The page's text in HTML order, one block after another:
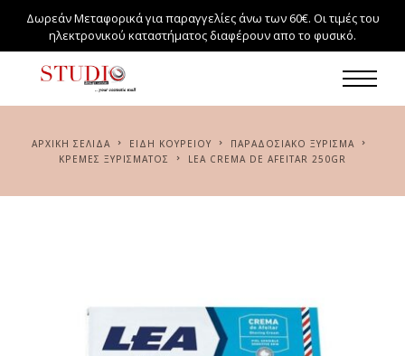
Δωρεάν Μεταφορικά για παραγγελίες άνω των 60€. Οι τιμές του
ηλεκτρονικού καταστήματος διαφέρουν απο το φυσικό.
ΑΡΧΙΚΉ ΣΕΛΊΔΑ ΕΙΔΗ ΚΟΥΡΕΙΟΥ
ΠΑΡΑΔΟΣΙΑΚΌ ΞΎΡΙΣΜΑ
ΚΡΈΜΕΣ ΞΥΡΊΣΜΑΤΟΣ
LEA CREMA DE AFEITAR 250GR